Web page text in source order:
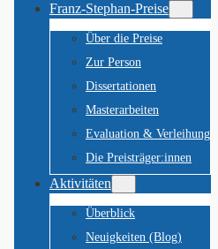
Franz-Stephan-Preise
Über die Preise
Zur Person
Dissertationen
Masterarbeiten
Evaluation & Verleihung
Die Preisträger:innen
Aktivitäten
Überblick
Neuigkeiten (Blog)